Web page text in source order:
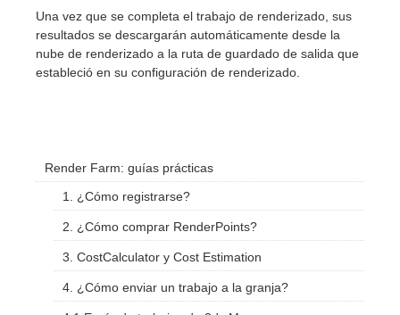
Una vez que se completa el trabajo de renderizado, sus
resultados se descargarán automáticamente desde la
nube de renderizado a la ruta de guardado de salida que
estableció en su configuración de renderizado.
Render Farm: guías prácticas
1. ¿Cómo registrarse?
2. ¿Cómo comprar RenderPoints?
3. CostCalculator y Cost Estimation
4. ¿Cómo enviar un trabajo a la granja?